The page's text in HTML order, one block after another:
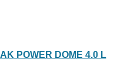
POWER DOME 4.0 L